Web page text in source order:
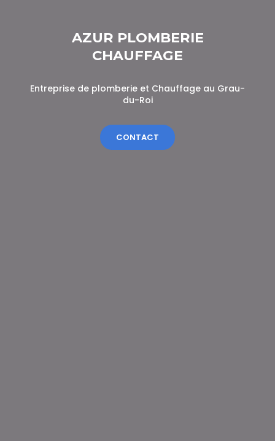
AZUR PLOMBERIE
CHAUFFAGE
Entreprise de plomberie et Chauffage au Grau-
du-Roi
CONTACT